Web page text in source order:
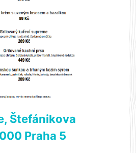
Štefánikova
Praha 5